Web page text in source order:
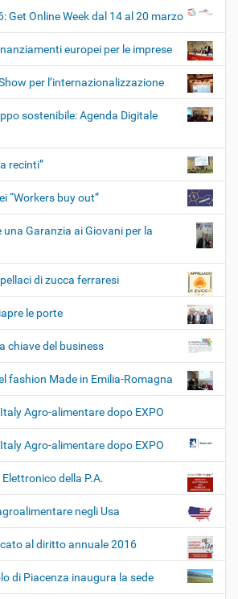
Get Online Week dal 14 al 20 marzo
europei per le imprese
per l’internazionalizzazione
sostenibile: Agenda Digitale
recinti”
“Workers buy out”
una Garanzia ai Giovani per la
di zucca ferraresi
le porte
chiave del business
fashion Made in Emilia-Romagna
Agro-alimentare dopo EXPO
Agro-alimentare dopo EXPO
della P.A.
negli Usa
al diritto annuale 2016
di Piacenza inaugura la sede